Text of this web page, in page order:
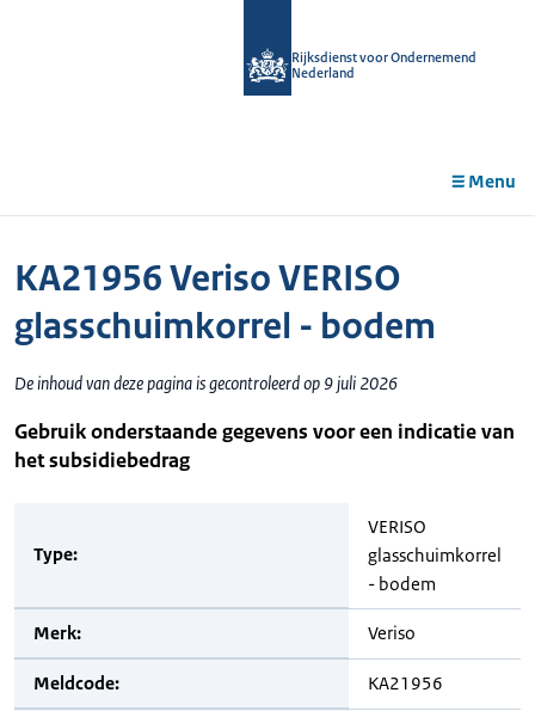
Rijksdienst voor Ondernemend
Nederland
Menu
KA21956 Veriso VERISO
glasschuimkorrel - bodem
De inhoud van deze pagina is gecontroleerd op 9 juli 2026
Gebruik onderstaande gegevens voor een indicatie van
het subsidiebedrag
Type:
VERISO
glasschuimkorrel
- bodem
Merk: Veriso
Meldcode: KA21956